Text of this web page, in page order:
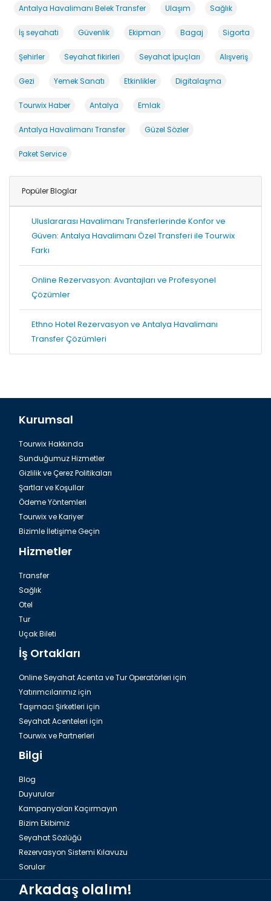
Antalya Havalimanı Belek Transfer Ulaşım Sağlık
İş seyahati Güvenlik Ekipman Bagaj Sigorta
Şehirler Seyahat fikirleri Seyahat İpuçları Alışveriş
Gezi Yemek Sanatı Etkinlikler Digitalaşma
Tourwix Haber Antalya Emlak
Antalya Havalimanı Transfer Güzel Sözler
Paket Service
Popüler Bloglar
Uluslararası Havalimanı Transferlerinde Konfor ve
Güven: Antalya Havalimanı Özel Transferi ile Tourwix
Farkı
Online Rezervasyon: Avantajları ve Profesyonel
Çözümler
Ethno Hotel Rezervasyon ve Antalya Havalimanı
Transfer Çözümleri
Kurumsal
Tourwix Hakkında
Sunduğumuz Hizmetler
Gizlilik ve Çerez Politikaları
Şartlar ve Koşullar
Ödeme Yöntemleri
Tourwix ve Kariyer
Bizimle İletişime Geçin
Hizmetler
Transfer
Sağlık
Otel
Tur
Uçak Bileti
İş Ortakları
Online Seyahat Acenta ve Tur Operatörleri için
Yatırımcılarımız için
Taşımacı Şirketleri için
Seyahat Acenteleri için
Tourwix ve Partnerleri
Bilgi
Blog
Duyurular
Kampanyaları Kaçırmayın
Bizim Ekibimiz
Seyahat Sözlüğü
Rezervasyon Sistemi Kılavuzu
Sorular
Arkadaş olalım!